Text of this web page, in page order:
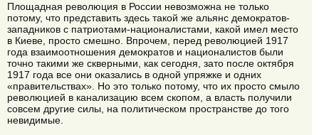
Площадная революция в России невозможна не только
потому, что представить здесь такой же альянс демократов-
западников с патриотами-националистами, какой имел место
в Киеве, просто смешно. Впрочем, перед революцией 1917
года взаимоотношения демократов и националистов были
точно такими же скверными, как сегодня, зато после октября
1917 года все они оказались в одной упряжке и одних
«правительствах». Но это только потому, что их просто смыло
революцией в канализацию всем скопом, а власть получили
совсем другие силы, на политическом пространстве до того
невидимые.